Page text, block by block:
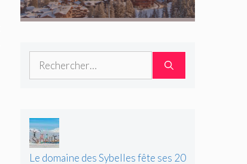
Le domaine des Sybelles fête ses 20